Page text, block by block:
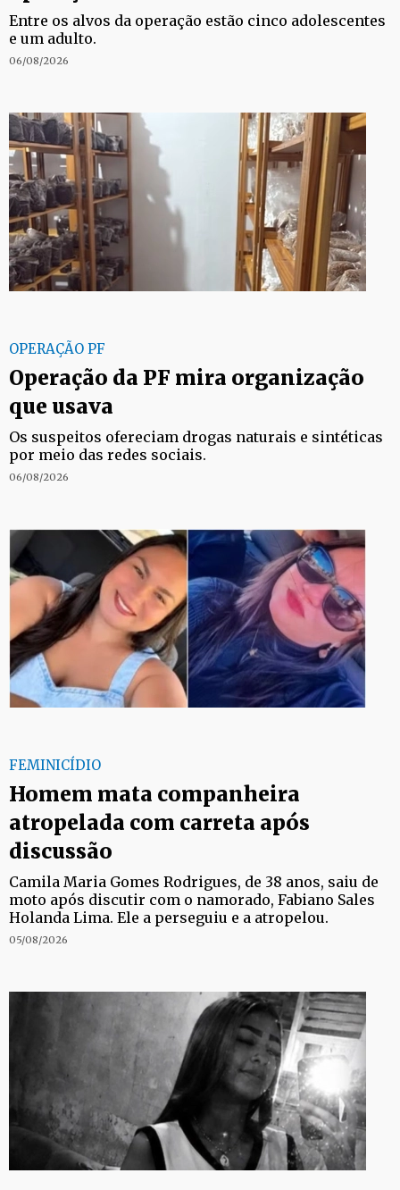
Entre os alvos da operação estão cinco adolescentes
e um adulto.
06/08/2026
OPERAÇÃO PF
Operação da PF mira organização
que usava
Os suspeitos ofereciam drogas naturais e sintéticas
por meio das redes sociais.
06/08/2026
FEMINICÍDIO
Homem mata companheira
atropelada com carreta após
discussão
Camila Maria Gomes Rodrigues, de 38 anos, saiu de
moto após discutir com o namorado, Fabiano Sales
Holanda Lima. Ele a perseguiu e a atropelou.
05/08/2026